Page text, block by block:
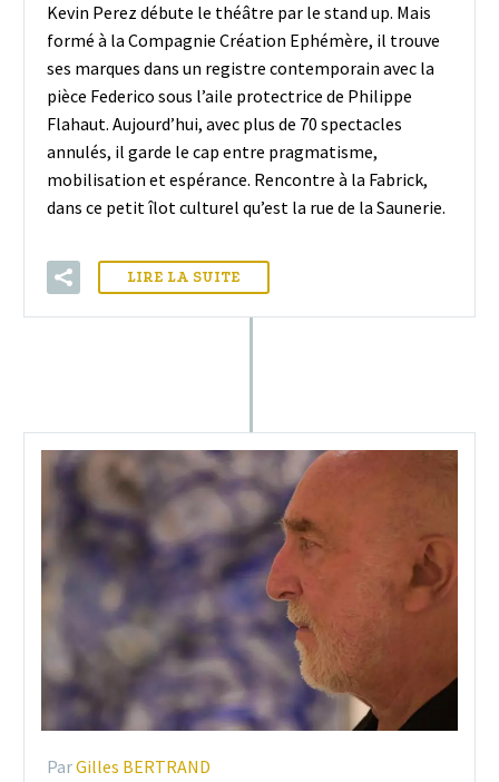
Kevin Perez débute le théâtre par le stand up. Mais
formé à la Compagnie Création Ephémère, il trouve
ses marques dans un registre contemporain avec la
pièce Federico sous l’aile protectrice de Philippe
Flahaut. Aujourd’hui, avec plus de 70 spectacles
annulés, il garde le cap entre pragmatisme,
mobilisation et espérance. Rencontre à la Fabrick,
dans ce petit îlot culturel qu’est la rue de la Saunerie.
LIRE LA SUITE
ParGilles BERTRAND